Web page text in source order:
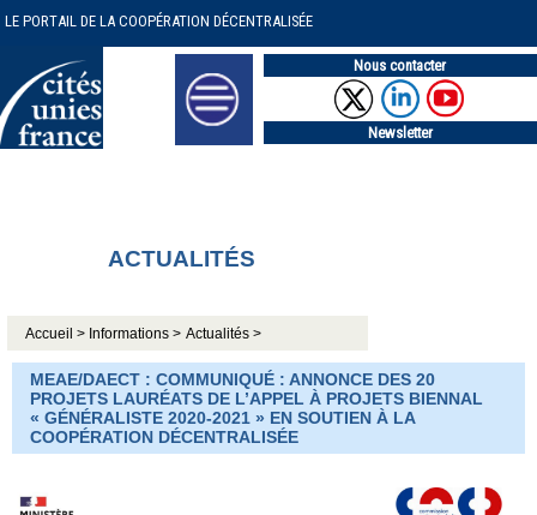
LE PORTAIL DE LA COOPÉRATION DÉCENTRALISÉE
Nous contacter
Newsletter
ACTUALITÉS
Accueil > Informations > Actualités >
MEAE/DAECT : COMMUNIQUÉ : ANNONCE DES 20
PROJETS LAURÉATS DE L’APPEL À PROJETS BIENNAL
« GÉNÉRALISTE 2020-2021 » EN SOUTIEN À LA
COOPÉRATION DÉCENTRALISÉE